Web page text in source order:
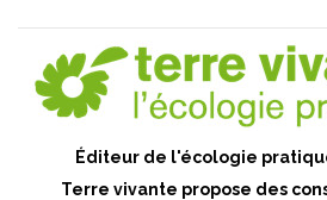
Éditeur de l'écologie
Terre vivante propose des